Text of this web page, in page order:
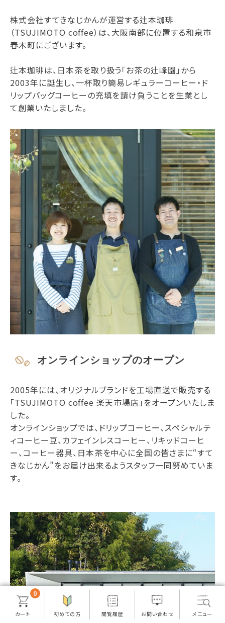
株式会社すてきなじかんが運営する辻本珈琲
（TSUJIMOTO coffee）は、大阪南部に位置する和泉市
春木町にございます。
辻本珈琲は、日本茶を取り扱う「お茶の辻峰園」から
2003年に誕生し、一杯取り簡易レギュラーコーヒー・ド
リップバッグコーヒーの充填を請け負うことを生業とし
て創業いたしました。
オンラインショップのオープン
2005年には、オリジナルブランドを工場直送で販売する
「TSUJIMOTO coffee 楽天市場店」をオープンいたしま
した。
オンラインショップでは、ドリップコーヒー、スペシャルテ
ィコーヒー豆、カフェインレスコーヒー、リキッドコーヒ
ー、コーヒー器具、日本茶を中心に全国の皆さまに“すて
きなじかん”をお届け出来るようスタッフ一同努めていま
す。
0